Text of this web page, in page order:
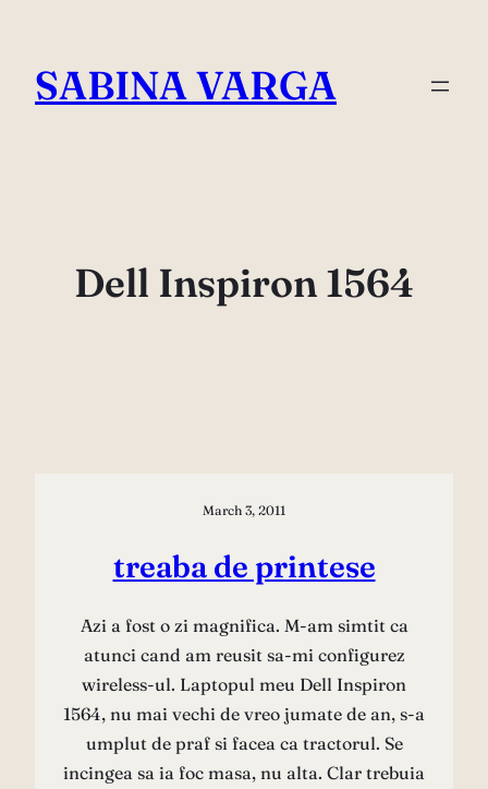
content
SABINA VARGA
Dell Inspiron 1564
March 3, 2011
treaba de printese
Azi a fost o zi magnifica. M-am simtit ca
atunci cand am reusit sa-mi configurez
wireless-ul. Laptopul meu Dell Inspiron
1564, nu mai vechi de vreo jumate de an, s-a
umplut de praf si facea ca tractorul. Se
incingea sa ia foc masa, nu alta. Clar trebuia